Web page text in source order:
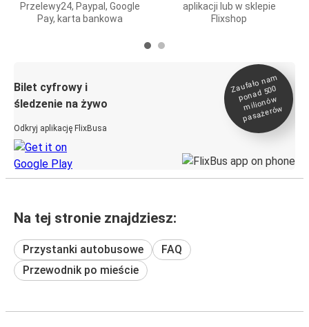
Przelewy24, Paypal, Google
Pay, karta bankowa
aplikacji lub w sklepie
Flixshop
Bilet cyfrowy i
śledzenie na żywo
Odkryj aplikację FlixBusa
Zaufało na
m
ponad 500
milionó
w
pasażeró
w
Na tej stronie znajdziesz:
Przystanki autobusowe
FAQ
Przewodnik po mieście